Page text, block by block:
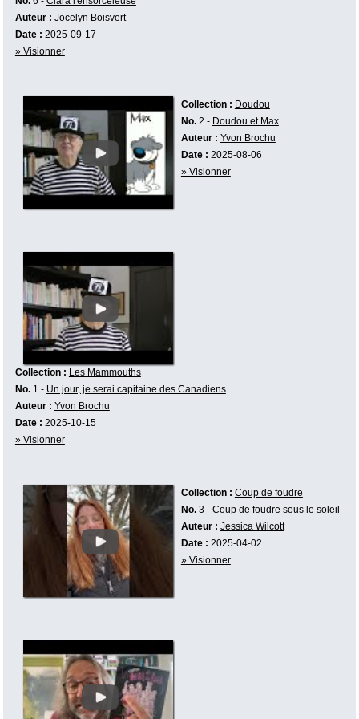
Auteur : Jocelyn Boisvert
Date : 2025-09-17
» Visionner
Collection : Doudou
No.2 - Doudou et Max
Auteur : Yvon Brochu
Date : 2025-08-06
» Visionner
Collection : Les Mammouths
No.1 - Un jour, je serai capitaine des Canadiens
Auteur : Yvon Brochu
Date : 2025-10-15
» Visionner
Collection : Coup de foudre
No.3 - Coup de foudre sous le soleil
Auteur : Jessica Wilcott
Date : 2025-04-02
» Visionner